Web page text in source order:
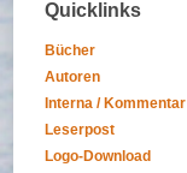
Quicklinks
Bücher
Autoren
Interna / Kommentar
Leserpost
Logo-Download